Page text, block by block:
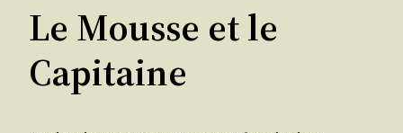
Le Mousse et le
Capitaine